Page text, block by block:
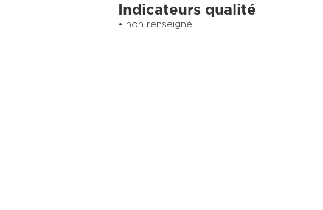
Indicateurs qualité
non renseigné